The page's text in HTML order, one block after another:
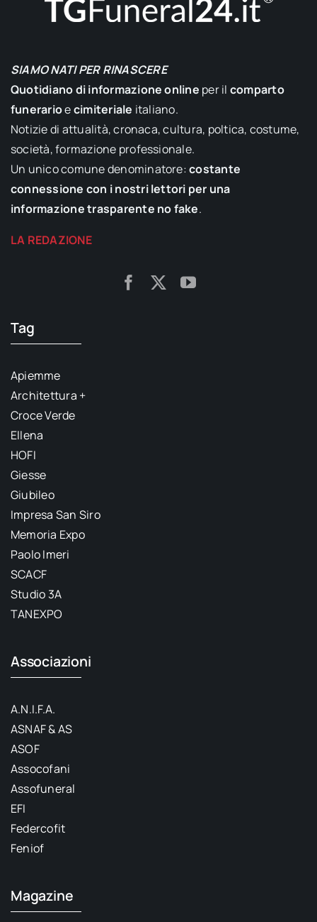
SIAMO NATI PER RINASCERE
Quotidiano di informazione online per il comparto
funerarioecimiteriale italiano.
Notizie di attualità, cronaca, cultura, poltica, costume,
società, formazione professionale.
Un unico comune denominatore:costante
connessione con i nostri lettori per una
informazione trasparente no fake.
LA REDAZIONE
Tag
Apiemme
Architettura +
Croce Verde
Ellena
HOFI
Giesse
Giubileo
Impresa San Siro
Memoria Expo
Paolo Imeri
SCACF
Studio 3A
TANEXPO
Associazioni
A.N.I.F.A.
ASNAF & AS
ASOF
Assocofani
Assofuneral
EFI
Federcofit
Feniof
Magazine